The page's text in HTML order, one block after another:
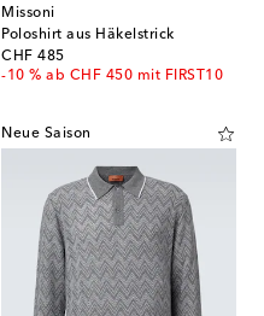
Missoni
Poloshirt aus Häkelstrick
CHF 485
original price
-10 % ab CHF 450 mit FIRST10
Neue Saison